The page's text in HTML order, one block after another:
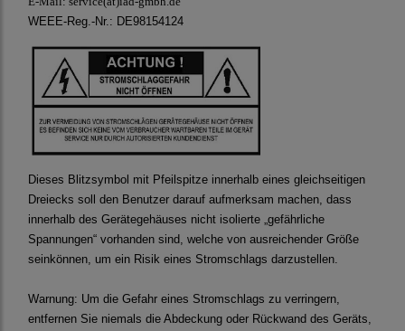
WEEE-Reg.-Nr.: DE98154124
Dieses Blitzsymbol mit Pfeilspitze innerhalb eines gleichseitigen
Dreiecks soll den Benutzer darauf aufmerksam machen, dass
innerhalb des Gerätegehäuses nicht isolierte „gefährliche
Spannungen“ vorhanden sind, welche von ausreichender Größe
seinkönnen, um ein Risik eines Stromschlags darzustellen.
Warnung: Um die Gefahr eines Stromschlags zu verringern,
entfernen Sie niemals die Abdeckung oder Rückwand des Geräts,